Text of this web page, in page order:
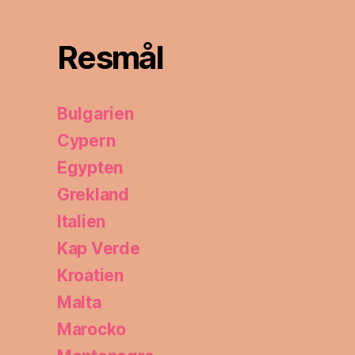
Resmål
Bulgarien
Cypern
Egypten
Grekland
Italien
Kap Verde
Kroatien
Malta
Marocko